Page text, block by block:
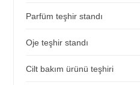
Parfüm teşhir standı
Oje teşhir standı
Cilt bakım ürünü teşhiri